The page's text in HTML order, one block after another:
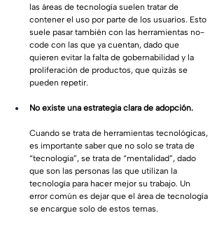
las áreas de tecnología suelen tratar de
contener el uso por parte de los usuarios. Esto
suele pasar también con las herramientas no-
code con las que ya cuentan, dado que
quieren evitar la falta de gobernabilidad y la
proliferación de productos, que quizás se
pueden repetir.
No existe una estrategia clara de adopción.
Cuando se trata de herramientas tecnológicas,
es importante saber que no solo se trata de
“tecnología”, se trata de “mentalidad”, dado
que son las personas las que utilizan la
tecnología para hacer mejor su trabajo. Un
error común es dejar que el área de tecnología
se encargue solo de estos temas.